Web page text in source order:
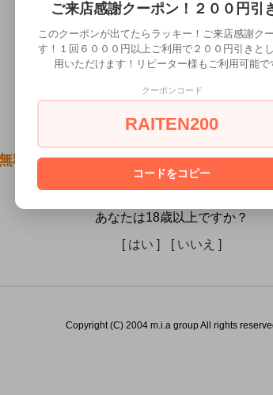
料●ふぁっしょなぶるボア付 てかせ小
には販売できません。
あなたは18歳以上ですか？
[ はい ]
[ いいえ ]
Copyright (C) 2004 m.i.a group All rights
ご来店感謝クーポン！２００円引
このクーポンが出てたらラッキー！ご来店感謝ク
す！１回６０００円以上ご利用で２００円引きと
用いただけます！リピーター様もご利用可能で
クーポンコード
RAITEN200
コードをコピー